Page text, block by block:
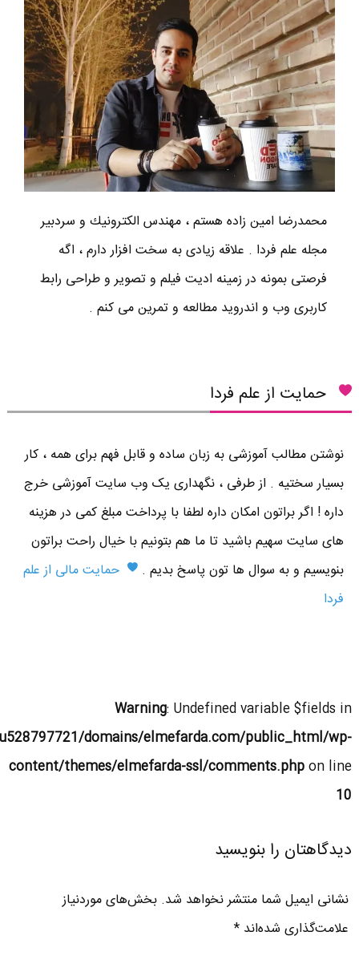
محمدرضا امين زاده هستم ، مهندس الكترونيك و سردبير
مجله علم فردا . علاقه زیادی به سخت افزار دارم ، اگه
فرصتی بمونه در زمینه ادیت فیلم و تصویر و طراحی رابط
کاربری وب و اندروید مطالعه و تمرین می کنم .
حمایت از علم فردا
نوشتن مطالب آموزشی به زبان ساده و قابل فهم برای همه ، کار
بسیار سختیه . از طرفی ، نگهداری یک وب سایت آموزشی خرج
داره ! اگر براتون امکان داره لطفا با پرداخت مبلغ کمی در هزینه
های سایت سهیم باشید تا ما هم بتونیم با خیال راحت براتون
بنویسیم و به سوال ها تون پاسخ بدیم .
حمایت مالی از علم
فردا
Warning: Undefined variable $fields in
domains/elmefarda.com/public_html/wp-
content/themes/elmefarda-ssl/comments.phpon line
10
دیدگاهتان را بنویسید
نشانی ایمیل شما منتشر نخواهد شد. بخش‌های موردنیاز
علامت‌گذاری شده‌اند*